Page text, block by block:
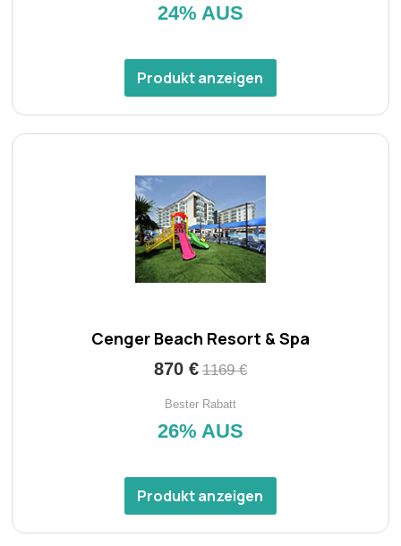
24% AUS
Produkt anzeigen
Cenger Beach Resort & Spa
870 € 1169 €
Bester Rabatt
26% AUS
Produkt anzeigen